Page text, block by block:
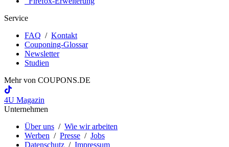
Service
FAQ / Kontakt
Couponing-Glossar
Newsletter
Studien
Mehr von COUPONS.DE
4U Magazin
Unternehmen
Über uns / Wie wir arbeiten
Werben / Presse / Jobs
Datenschutz / Impressum